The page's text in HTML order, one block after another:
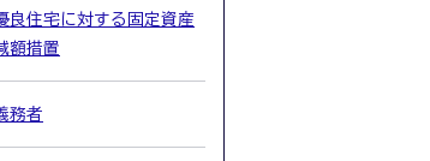
良住宅に対する固定資産
額措置
務者